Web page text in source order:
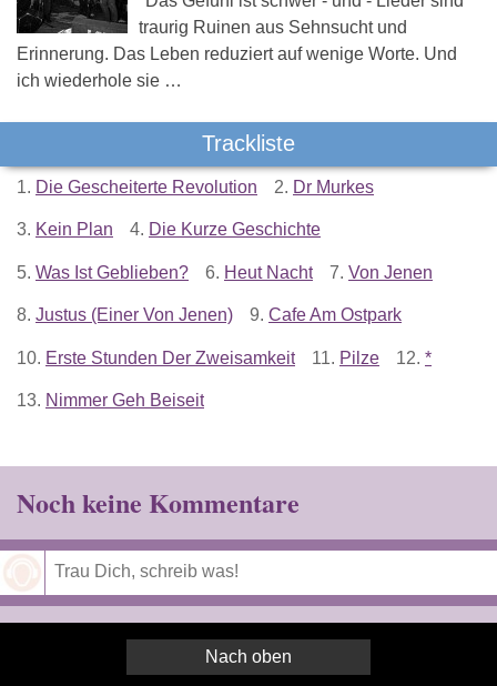
traurig Ruinen aus Sehnsucht und
Erinnerung. Das Leben reduziert auf wenige Worte. Und
ich wiederhole sie …
Trackliste
1. Die Gescheiterte Revolution 2. Dr Murkes
3. Kein Plan 4. Die Kurze Geschichte
5. Was Ist Geblieben? 6. Heut Nacht 7. Von Jenen
8. Justus (Einer Von Jenen) 9. Cafe Am Ostpark
10. Erste Stunden Der Zweisamkeit 11. Pilze 12. *
13. Nimmer Geh Beiseit
Noch keine Kommentare
Nach oben